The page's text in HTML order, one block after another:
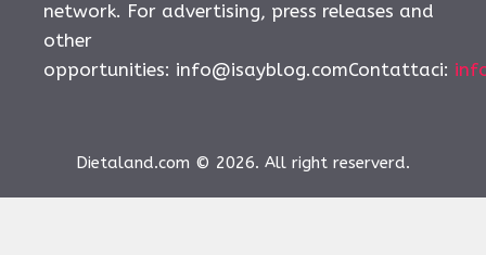
network. For advertising, press releases and
other
opportunities: info@isayblog.comContattaci:
Dietaland.com © 2026. All right reserverd.